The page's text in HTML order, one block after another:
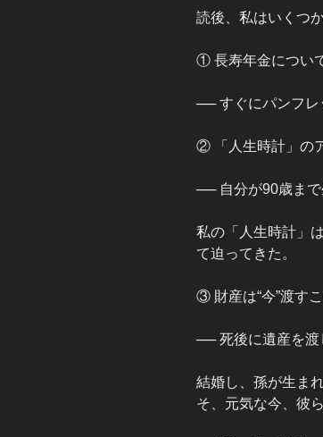
読後、私はいくつ
① 長寿年金につい
── すぐにパンフレ
② 「人生時計」の
── 自分が90歳まで
私の「人生時計」
て迫ってきた。
③ 財産は“今”渡す
── 死後に遺産を渡
結婚し、孫が生ま
そ、元気な今、彼